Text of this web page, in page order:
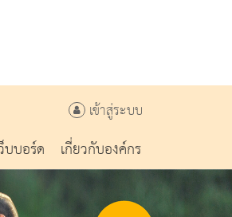
เข้าสู่ระบบ
บบอร์ด เกี่ยวกับองค์กร